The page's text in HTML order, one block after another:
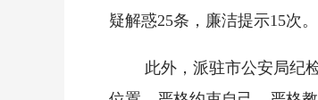
疑解惑25条，廉洁提示15次。
此外，派驻市公安局纪检